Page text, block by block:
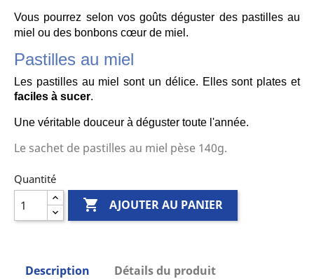
Vous pourrez selon vos goûts déguster des pastilles au
miel ou des bonbons cœur de miel.
Pastilles au miel
Les pastilles au miel sont un délice. Elles sont plates et
faciles à sucer.
Une véritable douceur à déguster toute l'année.
Le sachet de pastilles au miel pèse 140g.
Quantité
 AJOUTER AU PANIER
Description Détails du produit